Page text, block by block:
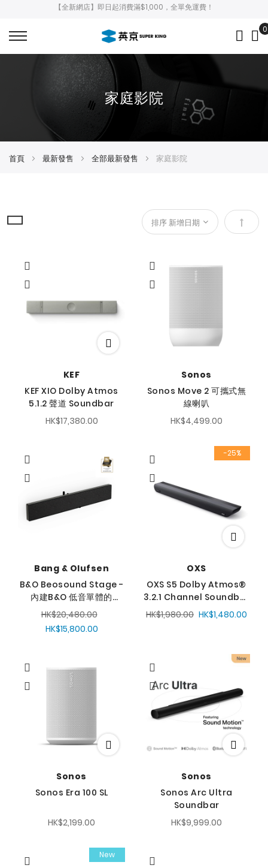
【全新網店】即日起消費滿$1,000，全單免運費！
0
家庭影院
首頁 最新發售 全部最新發售 家庭影院
設
KEF
KEF XIO Dolby Atmos
5.1.2 聲道 Soundbar
HK$17,380.00
Sonos
Sonos Move 2 可攜式無
線喇叭
HK$4,499.00
Bang & Olufsen
B&O Beosound Stage -
內建B&O 低音單體的
soundbar
HK$15,800.00
HK$20,480.00
-25%
OXS
OXS S5 Dolby Atmos®
3.2.1 Channel Soundbar
一體式家庭影院音響
HK$1,480.00
HK$1,980.00
Sonos
Sonos Era 100 SL
HK$2,199.00
Sonos
Sonos Arc Ultra
Soundbar
HK$9,999.00
New